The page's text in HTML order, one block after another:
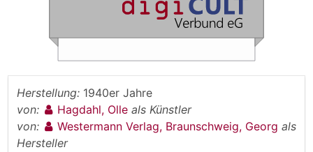
Herstellung: 1940er Jahre
von:
Hagdahl, Olle als Künstler
von:
Westermann Verlag, Braunschweig, Georg als
Hersteller